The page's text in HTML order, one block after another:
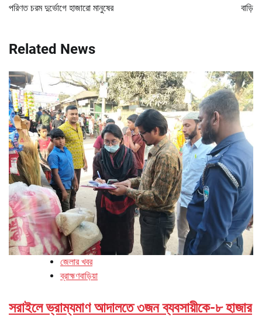
পরিণত চরম দুর্ভোগে হাজারো মানুষের
বাড়ি
Related News
জেলার খবর
ব্রাহ্মণবাড়িয়া
সরাইলে ভ্রাম্যমাণ আদালতে ৩জন ব্যবসায়ীকে-৮ হাজার